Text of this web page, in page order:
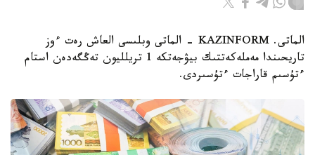
الماتى. KAZINFORM - الماتى وبلىسى العاش رەت ءوز
تاريحىندا مەملەكەتتىك بيۋجەتكە 1 تريلليون تەڭگەدەن استام
ءتۇسىم قاراجات ءتۇسىردى.